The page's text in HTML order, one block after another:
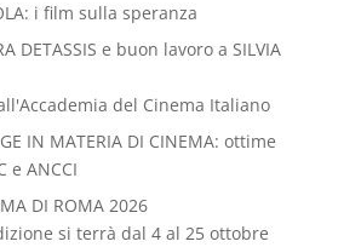
i film sulla speranza
DETASSIS e buon lavoro a SILVIA
del Cinema Italiano
IN MATERIA DI CINEMA: ottime
e ANCCI
DI ROMA 2026
si terrà dal 4 al 25 ottobre